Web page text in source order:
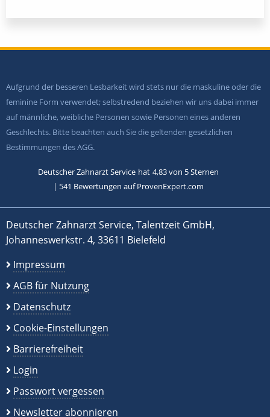
Aufgrund der besseren Lesbarkeit wird stets nur die maskuline oder die
feminine Form verwendet; selbstredend beziehen wir uns dabei immer
auf männliche, weibliche Personen sowie Personen eines anderen
Geschlechts. Bitte beachten auch Sie die geltenden gesetzlichen
Bestimmungen des AGG.
Deutscher Zahnarzt Service hat 4,83von 5Sternen
| 541 Bewertungen auf ProvenExpert.com
Deutscher Zahnarzt Service, Talentzeit GmbH,
Johanneswerkstr. 4, 33611 Bielefeld
Impressum
AGB für Nutzung
Datenschutz
Cookie-Einstellungen
Barrierefreiheit
Login
Passwort vergessen
Newsletter abonnieren